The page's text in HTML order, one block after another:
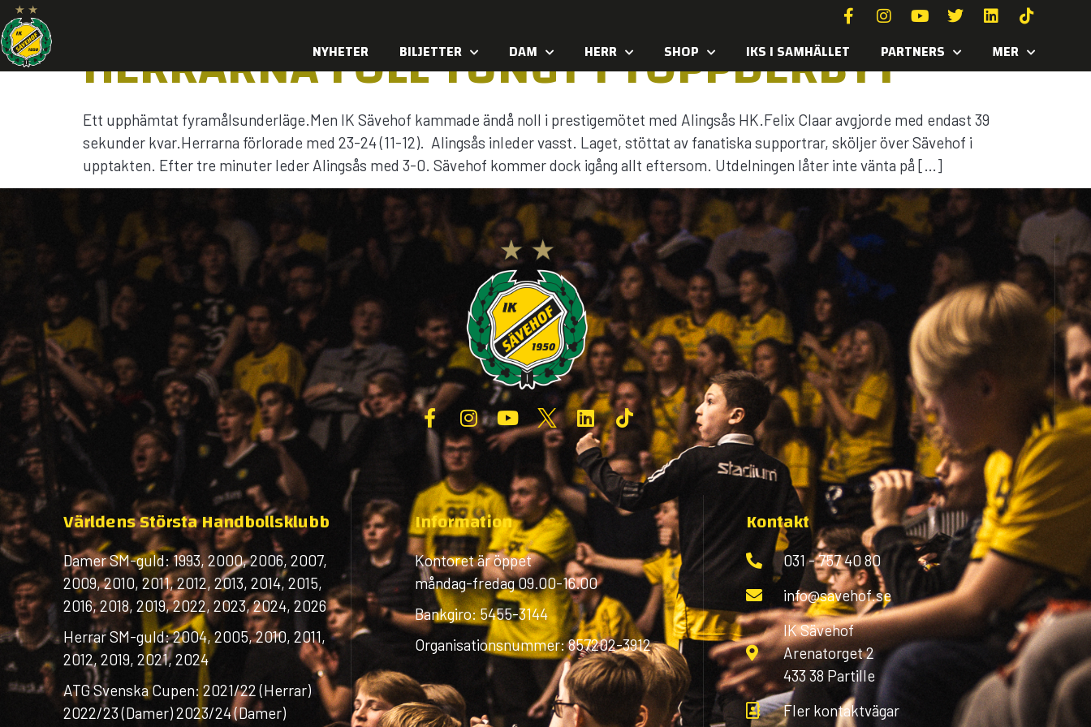
NYHETER BILJETTER DAM HERR SHOP IKS I SAMHÄLLET PARTNERS MER
HERRARNA FÖLL TUNGT I TOPPDERBYT
Ett upphämtat fyramålsunderläge.Men IK Sävehof kammade ändå noll i prestigemötet med Alingsås HK.Felix Claar avgjorde med endast 39
sekunder kvar.Herrarna förlorade med 23-24 (11-12). Alingsås inleder vasst. Laget, stöttat av fanatiska supportrar, sköljer över Sävehof i
upptakten. Efter tre minuter leder Alingsås med 3-0. Sävehof kommer dock igång allt eftersom. Utdelningen låter inte vänta på […]
Världens Största Handbollsklubb
Damer SM-guld: 1993, 2000, 2006, 2007,
2009, 2010, 2011, 2012, 2013, 2014, 2015,
2016, 2018, 2019, 2022, 2023, 2024, 2026
Herrar SM-guld: 2004, 2005, 2010, 2011,
2012, 2019, 2021, 2024
ATG Svenska Cupen: 2021/22 (Herrar)
2022/23 (Damer) 2023/24 (Damer)
Information
Kontoret är öppet
måndag-fredag 09.00-16.00
Bankgiro: 5455-3144
Organisationsnummer: 857202-3912
Kontakt
031 - 757 40 80
info@savehof.se
IK Sävehof
Arenatorget 2
433 38 Partille
Fler kontaktvägar